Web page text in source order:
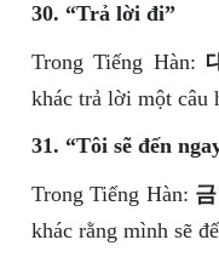
30. “Trả lời đi”
Trong Tiếng Hàn:
khác trả lời một câu
31. “Tôi sẽ đến
Trong Tiếng Hàn:
khác rằng mình sẽ